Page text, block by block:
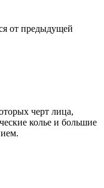
от предыдущей
черт лица,
колье и большие